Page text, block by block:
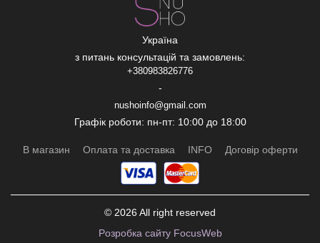
Україна
з питань консультацій та замовлень:
+380983826776
-
nushoinfo@gmail.com
Графік роботи: пн-пт: 10:00 до 18:00
В магазин Оплата та доставка INFO Договір оферти
© 2026 All right reserved
Рoзробка сайту FocusWeb